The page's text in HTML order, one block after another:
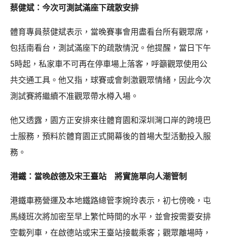
蔡健斌：今次可測試滿座下疏散安排
體育專員蔡健斌表示，當晚賽事會用盡看台所有觀眾席，
包括南看台，測試滿座下的疏散情況。他提醒，當日下午
5時起，私家車不可再在停車場上落客，呼籲觀眾使用公
共交通工具。他又指，球賽或會刺激觀眾情緒，因此今次
測試賽將繼續不准觀眾帶水樽入場。
他又透露，園方正安排來往體育園和深圳灣口岸的跨境巴
士服務，預料於體育園正式開幕後的首場大型活動投入服
務。
港鐵：當晚啟德及宋王臺站 將實施單向人潮管制
港鐵車務營運及本地鐵路總管李婉玲表示，初七傍晚，屯
馬綫班次將加密至早上繁忙時間的水平，並會按需要安排
空載列車，在啟德站或宋王臺站接載乘客；觀眾離場時，